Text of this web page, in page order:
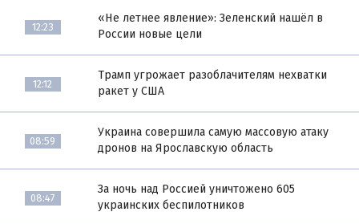
12:23
«Не летнее явление»: Зеленский нашёл в
России новые цели
12:12
Трамп угрожает разоблачителям нехватки
ракет у США
08:59
Украина совершила самую массовую атаку
дронов на Ярославскую область
08:47
За ночь над Россией уничтожено 605
украинских беспилотников